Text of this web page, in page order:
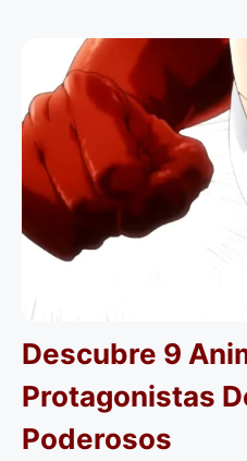
Descubre 9
Protagonistas
Poderosos